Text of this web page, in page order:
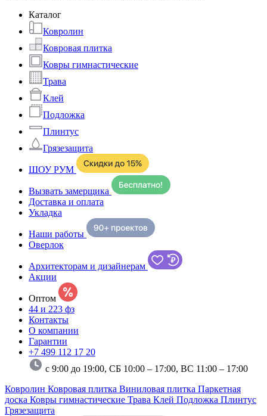
Каталог
Ковролин
Ковровая плитка
Ковры гимнастические
Трава
Клей
Подложка
Плинтус
Грязезащита
ШОУ РУМ
Вызвать замерщика
Доставка и оплата
Укладка
Наши работы
Оверлок
Архитекторам и дизайнерам
Акции
Оптом
44 и 223 фз
Контакты
О компании
Гарантии
+7 499 112 17 20
с 9:00 до 19:00, СБ 10:00 – 17:00, ВС 11:00 – 17:00
Ковролин Ковровая плитка Виниловая плитка Паркетная
доска Ковры гимнастические Трава Клей Подложка Плинтус
Грязезащита